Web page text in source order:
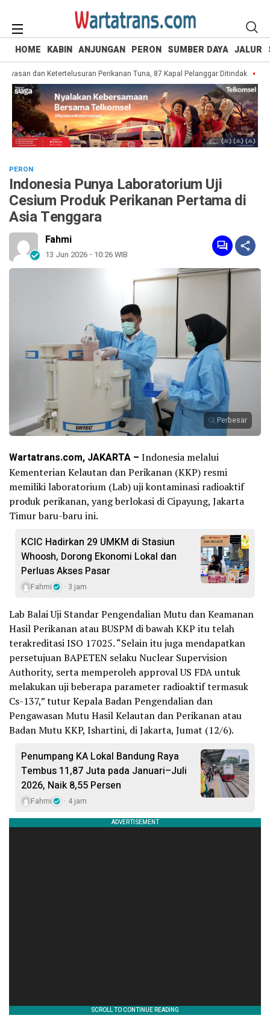
HOME KABIN ANJUNGAN PERON SUMBER DAYA JALUR
dan Ketertelusuran Perikanan Tuna, 87 Kapal Pelanggar Ditindak
PERON
Indonesia Punya Laboratorium Uji
Cesium Produk Perikanan Pertama di
Asia Tenggara
Fahmi
13 Jun 2026 - 10:26 WIB
Perbesar
Wartatrans.com, JAKARTA – Indonesia melalui
Kementerian Kelautan dan Perikanan (KKP) resmi
memiliki laboratorium (Lab) uji kontaminasi radioaktif
produk perikanan, yang berlokasi di Cipayung, Jakarta
Timur baru-baru ini.
KCIC Hadirkan 29 UMKM di Stasiun
Whoosh, Dorong Ekonomi Lokal dan
Perluas Akses Pasar
Fahmi 3 jam
Lab Balai Uji Standar Pengendalian Mutu dan Keamanan
Hasil Perikanan atau BUSPM di bawah KKP itu telah
terakreditasi ISO 17025. “Selain itu juga mendapatkan
persetujuan BAPETEN selaku Nuclear Supervision
Authority, serta memperoleh approval US FDA untuk
melakukan uji beberapa parameter radioaktif termasuk
Cs-137,” tutur Kepala Badan Pengendalian dan
Pengawasan Mutu Hasil Kelautan dan Perikanan atau
Badan Mutu KKP, Ishartini, di Jakarta, Jumat (12/6).
Penumpang KA Lokal Bandung Raya
Tembus 11,87 Juta pada Januari–Juli
2026, Naik 8,55 Persen
Fahmi 4 jam